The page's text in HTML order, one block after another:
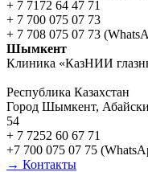
+ 7 7172 64 47 71
+ 7 700 075 07 73
+ 7 708 075 07 73
Шымкент
Клиника «КазНИИ
Республика Казахстан
Город Шымкент,
54
+ 7 7252 60 67 71
+7 700 075 07 75
→ Контакты